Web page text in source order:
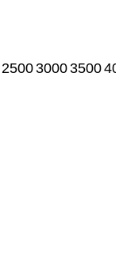
250030003500